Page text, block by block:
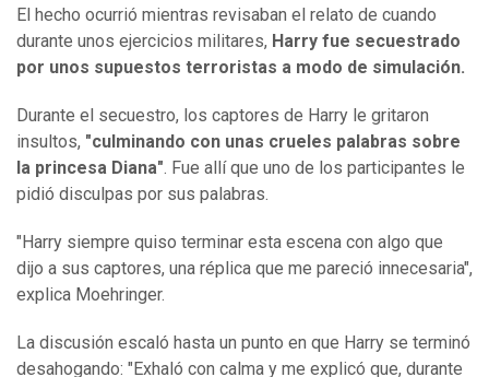
El hecho ocurrió mientras revisaban el relato de cuando
durante unos ejercicios militares, Harry fue secuestrado
por unos supuestos terroristas a modo de simulación.
Durante el secuestro, los captores de Harry le gritaron
insultos, "culminando con unas crueles palabras sobre
la princesa Diana". Fue allí que uno de los participantes le
pidió disculpas por sus palabras.
"Harry siempre quiso terminar esta escena con algo que
dijo a sus captores, una réplica que me pareció innecesaria",
explica Moehringer.
La discusión escaló hasta un punto en que Harry se terminó
desahogando: "Exhaló con calma y me explicó que, durante